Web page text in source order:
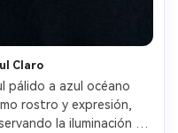
Claro
pálido a azul océano
rostro y expresión,
la iluminación y